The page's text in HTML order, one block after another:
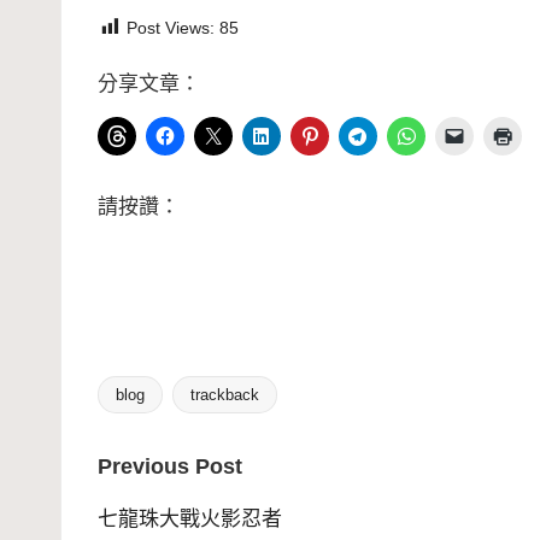
Post Views: 85
分享文章：
請按讚：
Tags:
blog trackback
Post
navigation
Previous Post
七龍珠大戰火影忍者